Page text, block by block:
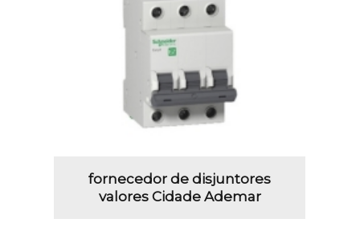
fornecedor de disjuntores
valores Cidade Ademar